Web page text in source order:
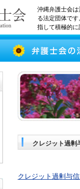
沖縄弁護士会
る法定団体で
指して積極的に
クレジット過剰
クレジット過剰与